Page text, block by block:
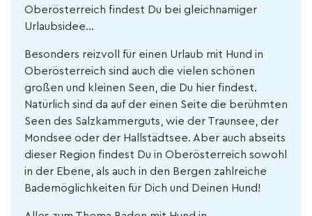
Oberösterreich findest Du bei gleichnamiger
Urlaubsidee…
Besonders reizvoll für einen Urlaub mit Hund in
Oberösterreich sind auch die vielen schönen
großen und kleinen Seen, die Du hier findest.
Natürlich sind da auf der einen Seite die berühmten
Seen des Salzkammerguts, wie der Traunsee, der
Mondsee oder der Hallstädtsee. Aber auch abseits
dieser Region findest Du in Oberösterreich sowohl
in der Ebene, als auch in den Bergen zahlreiche
Bademöglichkeiten für Dich und Deinen Hund!